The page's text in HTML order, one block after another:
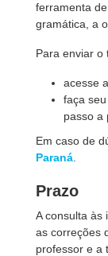
ferramenta
gramática, a
Para enviar o
acesse a
faça
passo a
Em caso de
Paraná
Prazo
A consulta às
as correções
professor e a